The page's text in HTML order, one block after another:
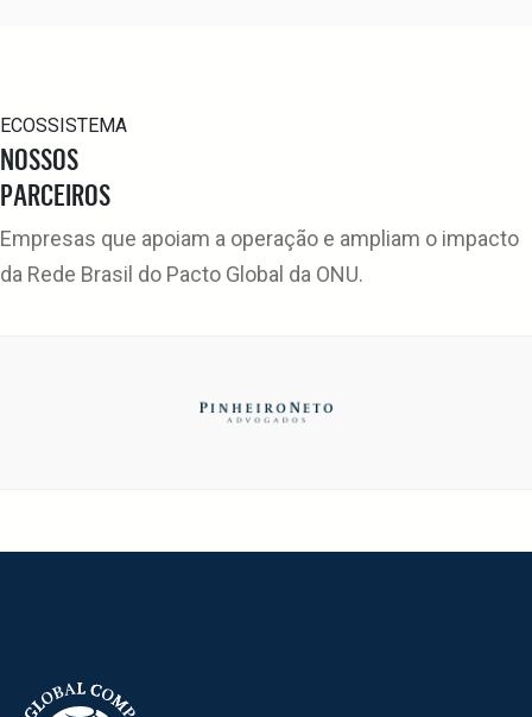
ECOSSISTEMA
NOSSOS
PARCEIROS
Empresas que apoiam a operação e ampliam o impacto
da Rede Brasil do Pacto Global da ONU.